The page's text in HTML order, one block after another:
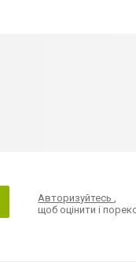
Авторизуйтесь,
щоб оцінити і